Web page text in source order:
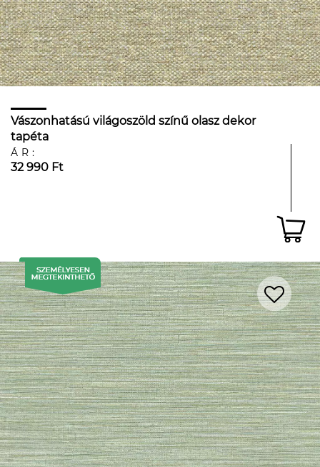
Vászonhatású világoszöld színű olasz dekor
tapéta
ÁR:
32 990 Ft